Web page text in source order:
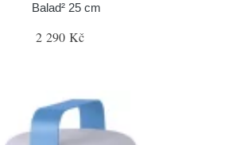
Balad² 25 cm
2 290 Kč